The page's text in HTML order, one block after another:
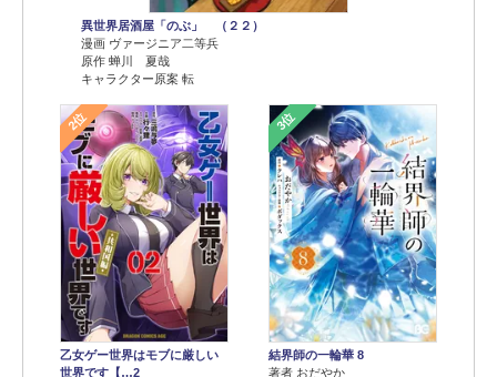
異世界居酒屋「のぶ」 （２２）
漫画 ヴァージニア二等兵
原作 蝉川 夏哉
キャラクター原案 転
2位
乙女ゲー世界はモブに厳しい
世界です【…2
3位
結界師の一輪華 8
著者 おだやか